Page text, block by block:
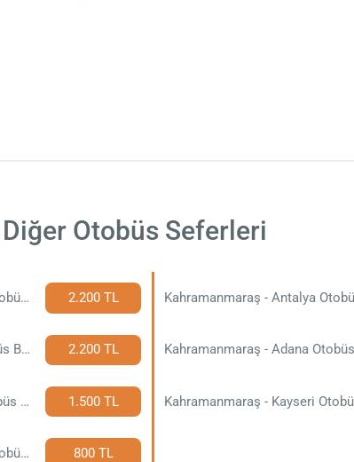
Otobüs Seferleri
Kahramanmaraş - İstanbul Otobüs Bileti 2.200 TL
Kahramanmaraş - İzmir Otobüs Bileti 2.200 TL
Kahramanmaraş - Konya Otobüs Bileti 1.500 TL
Kahramanmaraş - Malatya Otobüs Bileti 800 TL